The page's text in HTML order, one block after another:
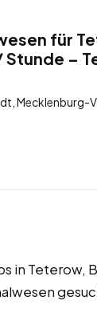
für
–
Mecklenburg-
in Teterow,